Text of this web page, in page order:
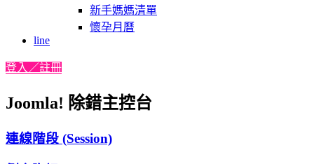
新手媽媽清單
懷孕月曆
line
登入／註冊
Joomla! 除錯主控台
連線階段 (Session)